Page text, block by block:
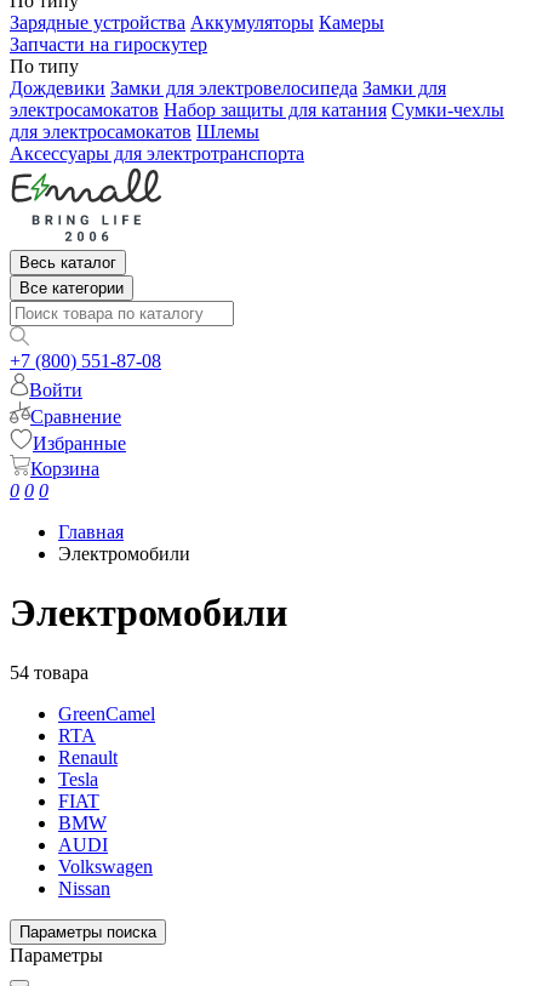
Зарядные устройства Аккумуляторы Камеры
Запчасти на гироскутер
По типу
Дождевики Замки для электровелосипеда Замки для
электросамокатов Набор защиты для катания Сумки-чехлы
для электросамокатов Шлемы
Аксессуары для электротранспорта
Весь каталог
Все категории
+7 (800) 551-87-08
Войти
Сравнение
Избранные
Корзина
0 0 0
Главная
Электромобили
Электромобили
54 товара
GreenCamel
RTA
Renault
Tesla
FIAT
BMW
AUDI
Volkswagen
Nissan
Параметры поиска
Параметры